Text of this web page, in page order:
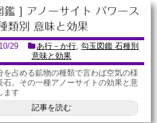
鑑 ] アノーサイト パワース
類別 意味と効果
29 あ行－か行,勾玉図鑑 石種別
意味と効果
を占める鉱物の種類で言わば空気の様
石。その一種アノーサイトの効果と意
ます
記事を読む